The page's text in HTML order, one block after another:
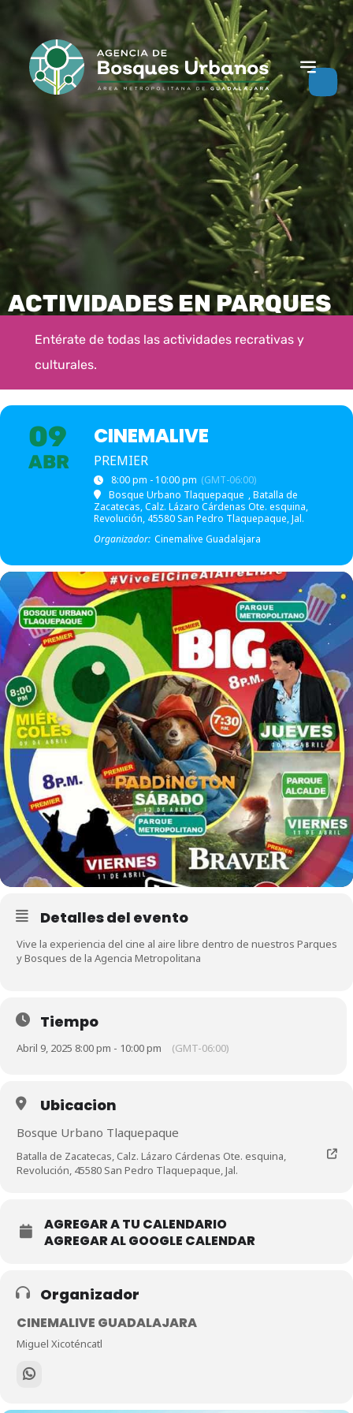
ACTIVIDADES EN PARQUES
Entérate de todas las actividades recrativas y
culturales.
09
ABR
CINEMALIVE
PREMIER
8:00 pm - 10:00 pm (GMT-06:00)
Bosque Urbano Tlaquepaque , Batalla de
Zacatecas, Calz. Lázaro Cárdenas Ote. esquina,
Revolución, 45580 San Pedro Tlaquepaque, Jal.
Organizador: Cinemalive Guadalajara
Detalles del evento
Vive la experiencia del cine al aire libre dentro de nuestros Parques
y Bosques de la Agencia Metropolitana
Tiempo
Abril 9, 2025 8:00 pm - 10:00 pm (GMT-06:00)
Ubicacion
Bosque Urbano Tlaquepaque
Batalla de Zacatecas, Calz. Lázaro Cárdenas Ote. esquina,
Revolución, 45580 San Pedro Tlaquepaque, Jal.
AGREGAR A TU CALENDARIO
AGREGAR AL GOOGLE CALENDAR
Organizador
CINEMALIVE GUADALAJARA
Miguel Xicoténcatl